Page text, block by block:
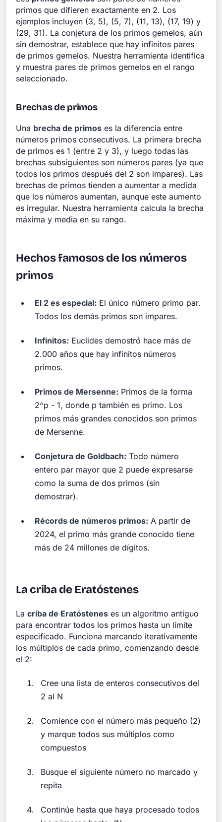
primos que difieren exactamente en 2. Los
ejemplos incluyen (3, 5), (5, 7), (11, 13), (17, 19) y
(29, 31). La conjetura de los primos gemelos, aún
sin demostrar, establece que hay infinitos pares
de primos gemelos. Nuestra herramienta identifica
y muestra pares de primos gemelos en el rango
seleccionado.
Brechas de primos
Una brecha de primos es la diferencia entre
números primos consecutivos. La primera brecha
de primos es 1 (entre 2 y 3), y luego todas las
brechas subsiguientes son números pares (ya que
todos los primos después del 2 son impares). Las
brechas de primos tienden a aumentar a medida
que los números aumentan, aunque este aumento
es irregular. Nuestra herramienta calcula la brecha
máxima y media en su rango.
Hechos famosos de los números
primos
El 2 es especial: El único número primo par.
Todos los demás primos son impares.
Infinitos: Euclides demostró hace más de
2.000 años que hay infinitos números
primos.
Primos de Mersenne: Primos de la forma
2^p - 1, donde p también es primo. Los
primos más grandes conocidos son primos
de Mersenne.
Conjetura de Goldbach: Todo número
entero par mayor que 2 puede expresarse
como la suma de dos primos (sin
demostrar).
Récords de números primos: A partir de
2024, el primo más grande conocido tiene
más de 24 millones de dígitos.
La criba de Eratóstenes
Lacriba de Eratóstenes es un algoritmo antiguo
para encontrar todos los primos hasta un límite
especificado. Funciona marcando iterativamente
los múltiplos de cada primo, comenzando desde
el 2:
Cree una lista de enteros consecutivos del
2 al N
Comience con el número más pequeño (2)
y marque todos sus múltiplos como
compuestos
Busque el siguiente número no marcado y
repita
Continúe hasta que haya procesado todos